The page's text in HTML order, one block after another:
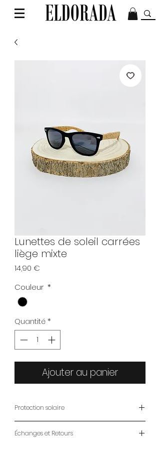
Lunettes de soleil carrées
liège mixte
14,90 €
Couleur *
Quantité*
Ajouter au panier
Protection solaire
Échanges et Retours